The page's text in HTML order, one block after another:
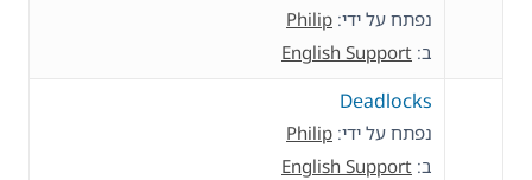
נפתח על ידי: Philip
ב: English Support
Deadlocks
נפתח על ידי: Philip
ב: English Support